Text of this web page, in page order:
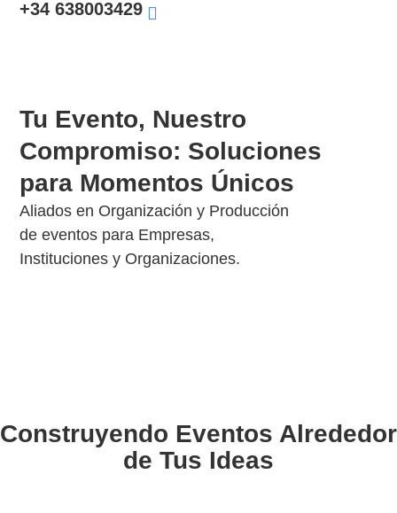
+34 638003429
Tu Evento, Nuestro
Compromiso: Soluciones
para Momentos Únicos
Aliados en Organización y Producción
de eventos para Empresas,
Instituciones y Organizaciones.
Construyendo Eventos Alrededor
de Tus Ideas